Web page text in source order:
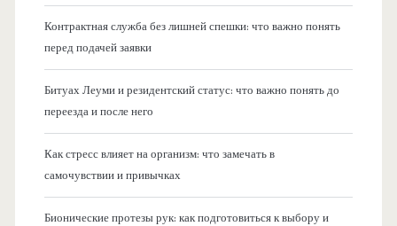
Контрактная служба без лишней спешки: что важно понять
перед подачей заявки
Битуах Леуми и резидентский статус: что важно понять до
переезда и после него
Как стресс влияет на организм: что замечать в
самочувствии и привычках
Бионические протезы рук: как подготовиться к выбору и